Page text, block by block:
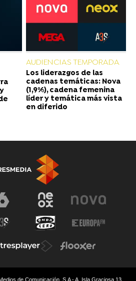
AUDIENCIAS TEMPORADA
Los liderazgos de las
cadenas temáticas: Nova
(1,9%), cadena femenina
líder y temática más vista
en diferido
de Comunicación, S.A - A. Isla Graciosa 13,